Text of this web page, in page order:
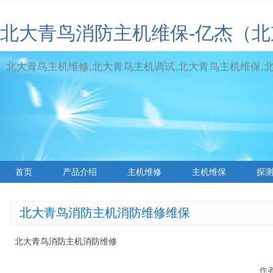
北大青鸟消防主机维保-亿杰（
北大青鸟主机维修,北大青鸟主机调试,北大青鸟主机维保,
首页 产品介绍 主机维修 主机维保 探
北大青鸟消防主机消防维修维保
北大青鸟消防主机消防维修
作